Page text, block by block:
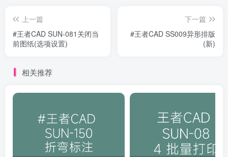
上一篇
#王者CAD SUN-081关闭当
前图纸(选项设置)
下一篇
#王者CAD SS009异形排版
(新)
相关推荐